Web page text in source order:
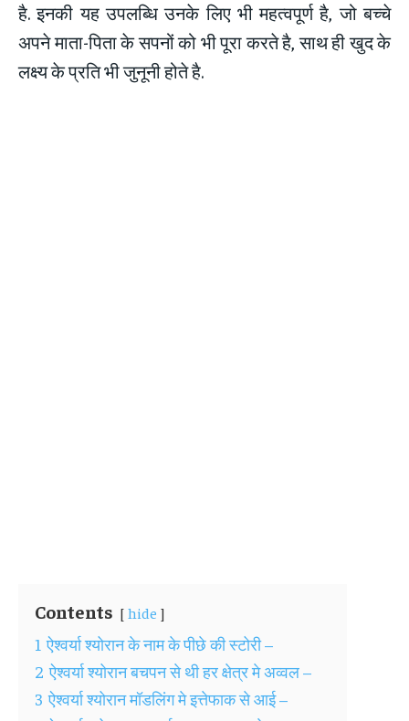
है. इनकी यह उपलब्धि उनके लिए भी महत्वपूर्ण है, जो बच्चे
अपने माता-पिता के सपनों को भी पूरा करते है, साथ ही खुद के
लक्ष्य के प्रति भी जुनूनी होते है.
Contents hide
1 ऐश्वर्या श्योरान के नाम के पीछे की स्टोरी –
2 ऐश्वर्या श्योरान बचपन से थी हर क्षेत्र मे अव्वल –
3 ऐश्वर्या श्योरान मॉडलिंग मे इत्तेफाक से आई –